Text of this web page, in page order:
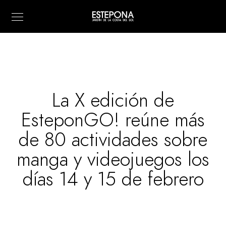
La X edición de
EsteponGO! reúne más
de 80 actividades sobre
manga y videojuegos los
días 14 y 15 de febrero